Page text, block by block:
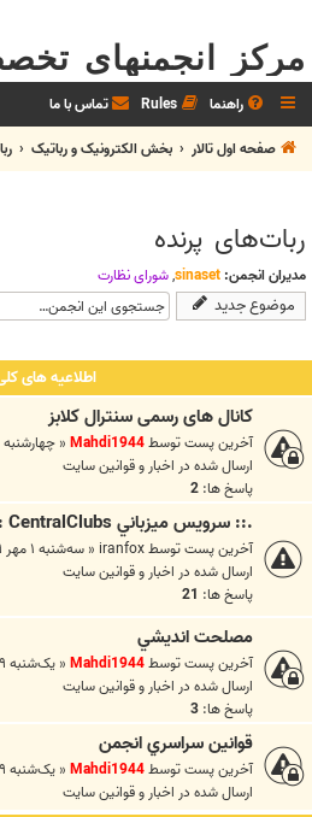
مرکز انجمنهای
راهنما Rules تماس با ما
صفحه اول تالار
بخش الکترونيک و رباتیک
ربات‌های پرنده
مدیران انجمن: sinaset
,شوراي نظارت
موضوع جدید
اطلاعیه های
کانال های رسمی سنترال کلابز
آخرین پست توسطMahdi1944
« چهارشنبه ۱۲ اردیبهشت ۱۳۹۷, ۷:۵۲ ب.ظ
ارسال شده در اخبار و قوانين سايت
پاسخ ها: 2
.:: سرويس ميزباني CentralClubs ::.
آخرین پست توسطiranfox
« سه‌شنبه ۱ مهر ۱۳۹۹, ۶:۱۵ ب.ظ
ارسال شده در اخبار و قوانين سايت
پاسخ ها: 21
مصلحت انديشي
آخرین پست توسطMahdi1944
« یک‌شنبه ۱۹ دی ۱۳۸۹, ۱۲:۳۱ ق.ظ
ارسال شده در اخبار و قوانين سايت
پاسخ ها: 3
قوانين سراسري انجمن
آخرین پست توسطMahdi1944
« یک‌شنبه ۹ بهمن ۱۳۸۴, ۳:۱۳ ق.ظ
ارسال شده در اخبار و قوانين سايت